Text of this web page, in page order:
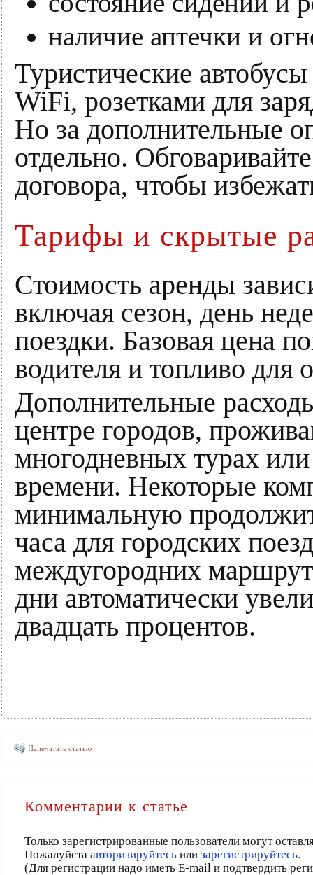
наличие аптечки и
Туристические
WiFi, розетками для
Но за дополнительные
отдельно.
договора, чтобы
Тарифы и скрытые
Стоимость аренды
включая сезон, день
поездки. Базовая цена
водителя и топливо для
Дополнительные
центре городов,
многодневных турах
времени. Некоторые
минимальную
часа для городских
междугородних
дни автоматически
двадцать процентов.
Напечатать статью
Комментарии к статье
Только зарегистрированные пользователи могут
Пожалуйста авторизируйтесьили зарегистрируйтесь.
(Для регистрации надо иметь E-mail и подтвердить